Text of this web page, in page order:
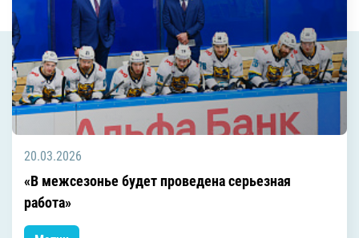
20.03.2026
«В межсезонье будет проведена серьезная
работа»